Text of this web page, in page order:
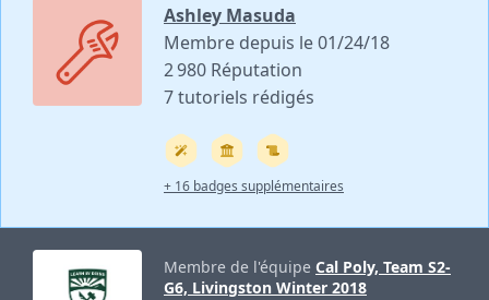
Ashley Masuda
Membre depuis le 01/24/18
2 980 Réputation
7 tutoriels rédigés
+ 16 badges supplémentaires
Membre de l'équipe Cal Poly, Team S2-
G6, Livingston Winter 2018